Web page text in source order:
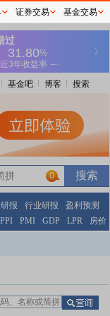
基金吧 博客 搜索
0
报 行业研报
盈利预测
PPI PMI GDP LPR 房价
证券交易 基金交易